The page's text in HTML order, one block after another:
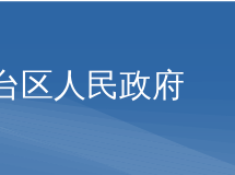
区人民政府